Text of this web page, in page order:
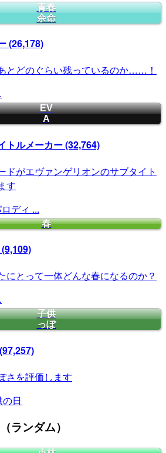
青春
余命
(26,178)
とどのぐらい残っているのか……！
EV
A
トルメーカー(32,764)
ドがエヴァンゲリオンのサブタイト
す
ディ ...
春
(9,109)
にとって一体どんな春になるのか？
子供
っぽ
(97,257)
さを評価します
日
ランダム）